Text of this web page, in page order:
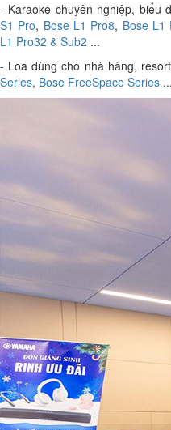
- Karaoke chuyên nghiệp, biểu
S1 Pro, Bose L1 Pro8, Bose L1
L1 Pro32 & Sub2 ...
- Loa dùng cho nhà hàng,
Series, Bose FreeSpace Series ...